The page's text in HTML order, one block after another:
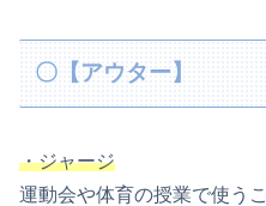
〇【アウター】
・ジャージ
運動会や体育の授業で使う